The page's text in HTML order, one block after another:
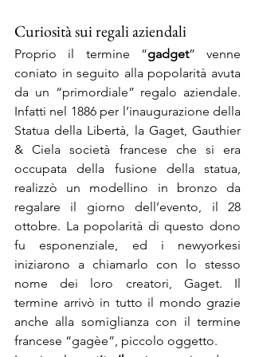
Curiosità sui regali aziendali
Proprio il termine “gadget” venne
coniato in seguito alla popolarità avuta
da un “primordiale” regalo aziendale.
Infatti nel 1886 per l’inaugurazione della
Statua della Libertà, la Gaget, Gauthier
& Ciela società francese che si era
occupata della fusione della statua,
realizzò un modellino in bronzo da
regalare il giorno dell’evento, il 28
ottobre. La popolarità di questo dono
fu esponenziale, ed i newyorkesi
iniziarono a chiamarlo con lo stesso
nome dei loro creatori, Gaget. Il
termine arrivò in tutto il mondo grazie
anche alla somiglianza con il termine
francese “gagèe”, piccolo oggetto.